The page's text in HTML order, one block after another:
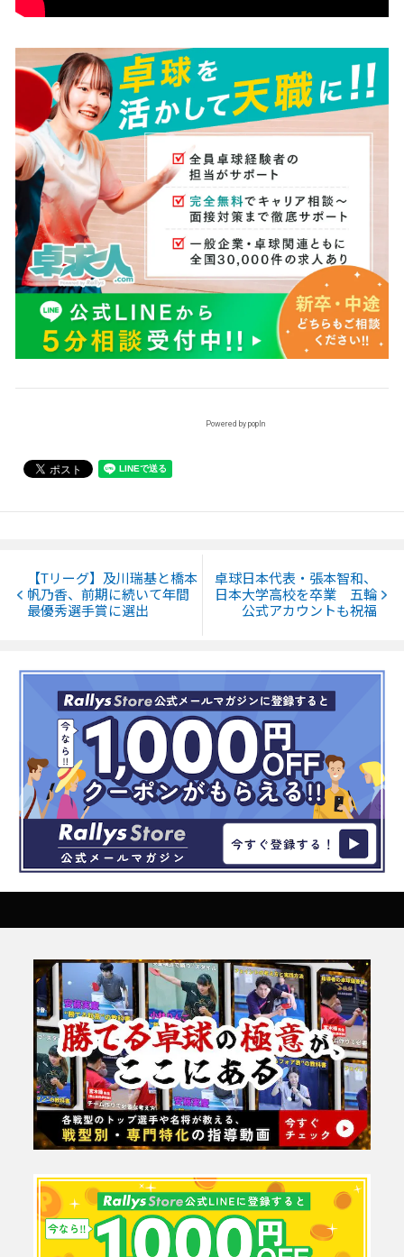
Powered by popIn
【Tリーグ】及川瑞基と橋本
帆乃香、前期に続いて年間
最優秀選手賞に選出
卓球日本代表・張本智和、
日本大学高校を卒業 五輪
公式アカウントも祝福